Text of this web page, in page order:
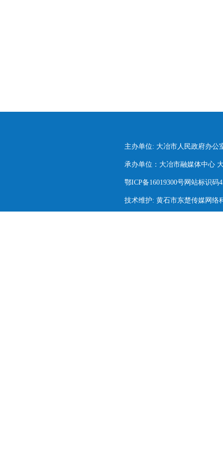
主办单位: 大冶市人民政府办公
承办单位：大冶市融媒体中心
鄂ICP备16019300号网站标识码
技术维护: 黄石市东楚传媒网络